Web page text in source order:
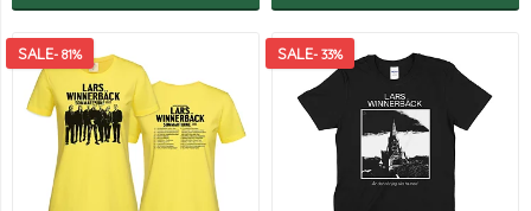
- 81% - 33%